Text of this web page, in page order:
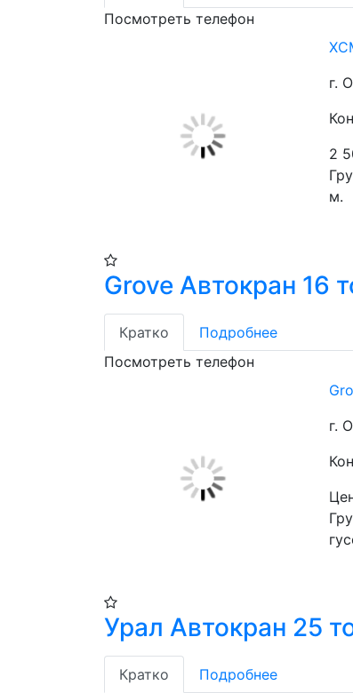
Посмотреть телефон
г.
2
м.
Grove Автокран 16
Кратко
Подробнее
Посмотреть телефон
г.
Урал Автокран 25
Кратко
Подробнее